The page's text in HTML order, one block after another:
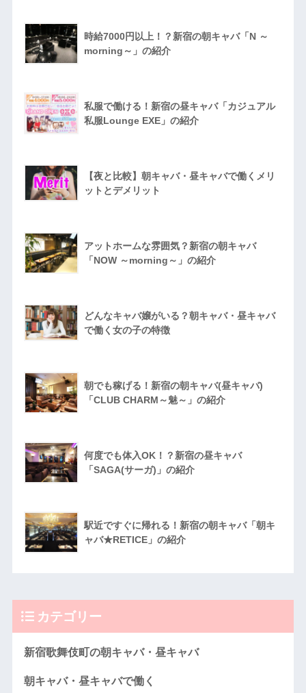
時給7000円以上！？新宿の朝キャバ「N ～
morning～」の紹介
私服で働ける！新宿の昼キャバ「カジュアル
私服Lounge EXE」の紹介
【夜と比較】朝キャバ・昼キャバで働くメリ
ットとデメリット
アットホームな雰囲気？新宿の朝キャバ
「NOW ～morning～」の紹介
どんなキャバ嬢がいる？朝キャバ・昼キャバ
で働く女の子の特徴
朝でも稼げる！新宿の朝キャバ(昼キャバ)
「CLUB CHARM～魅～」の紹介
何度でも体入OK！？新宿の昼キャバ
「SAGA(サーガ)」の紹介
駅近ですぐに帰れる！新宿の朝キャバ「朝キ
ャバ★RETICE」の紹介
カテゴリー
新宿歌舞伎町の朝キャバ・昼キャバ
朝キャバ・昼キャバで働く